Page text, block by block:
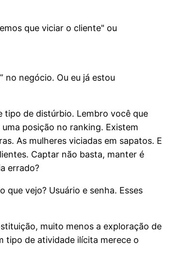
que viciar o cliente" ou
no negócio. Ou eu já estou
tipo de distúrbio. Lembro você que
posição no ranking. Existem
As mulheres viciadas em sapatos. E
Captar não basta, manter é
errado?
vejo? Usuário e senha. Esses
muito menos a exploração de
tipo de atividade ilícita merece o